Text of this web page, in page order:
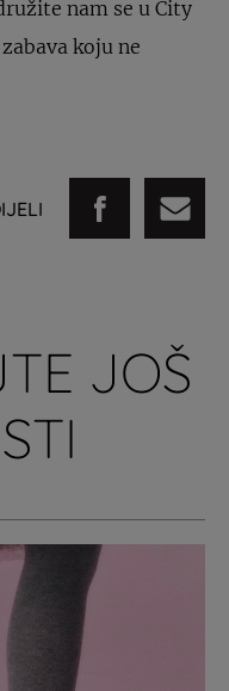
nam se u City
koju ne
JOŠ